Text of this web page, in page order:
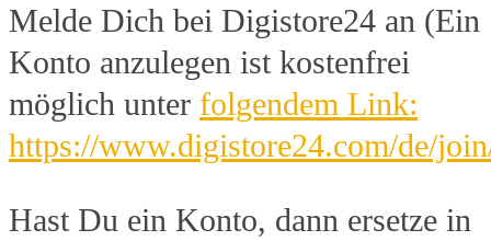
Melde Dich bei Digistore24 an (Ein
Konto anzulegen ist kostenfrei
möglich unter folgendem Link:
https://www.digistore24.com/de/
Hast Du ein Konto, dann ersetze in